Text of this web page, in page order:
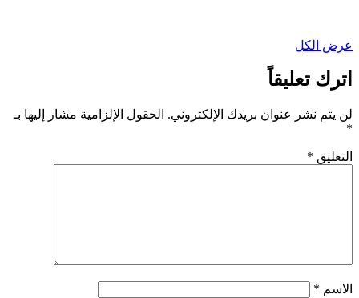
عرض الكل
اترك تعليقاً
لن يتم نشر عنوان بريدك الإلكتروني. الحقول الإلزامية مشار إليها بـ
*
التعليق *
الاسم *